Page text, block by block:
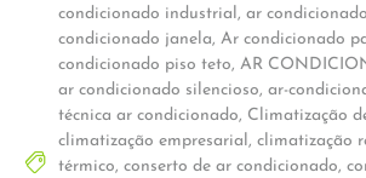
condicionado industrial , ar
condicionado janela, Ar condicionado
condicionado piso teto, AR
ar condicionado silencioso, ar-
técnica ar condicionado, Climatização
climatização empresarial , climatização
térmico, conserto de ar condicionado,